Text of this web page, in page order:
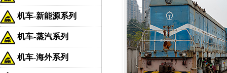
机车-新能源系列
机车-蒸汽系列
机车-海外系列